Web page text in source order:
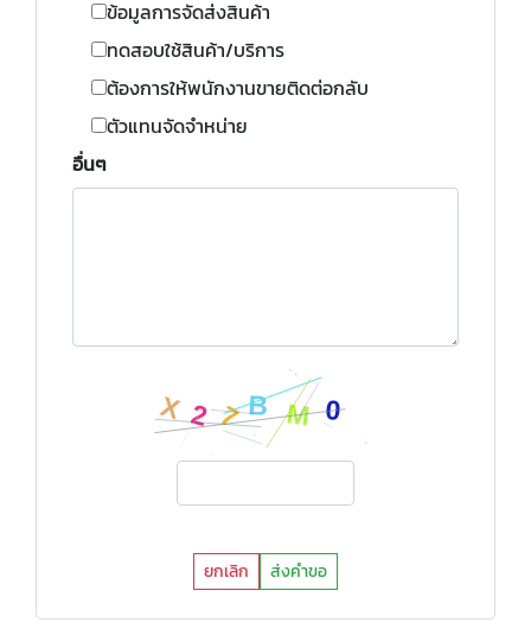
ข้อมูลการจัดส่งสินค้า
ทดสอบใช้สินค้า/บริการ
ต้องการให้พนักงานขายติดต่อกลับ
ตัวแทนจัดจำหน่าย
อื่นๆ
ยกเลิก ส่งคำขอ